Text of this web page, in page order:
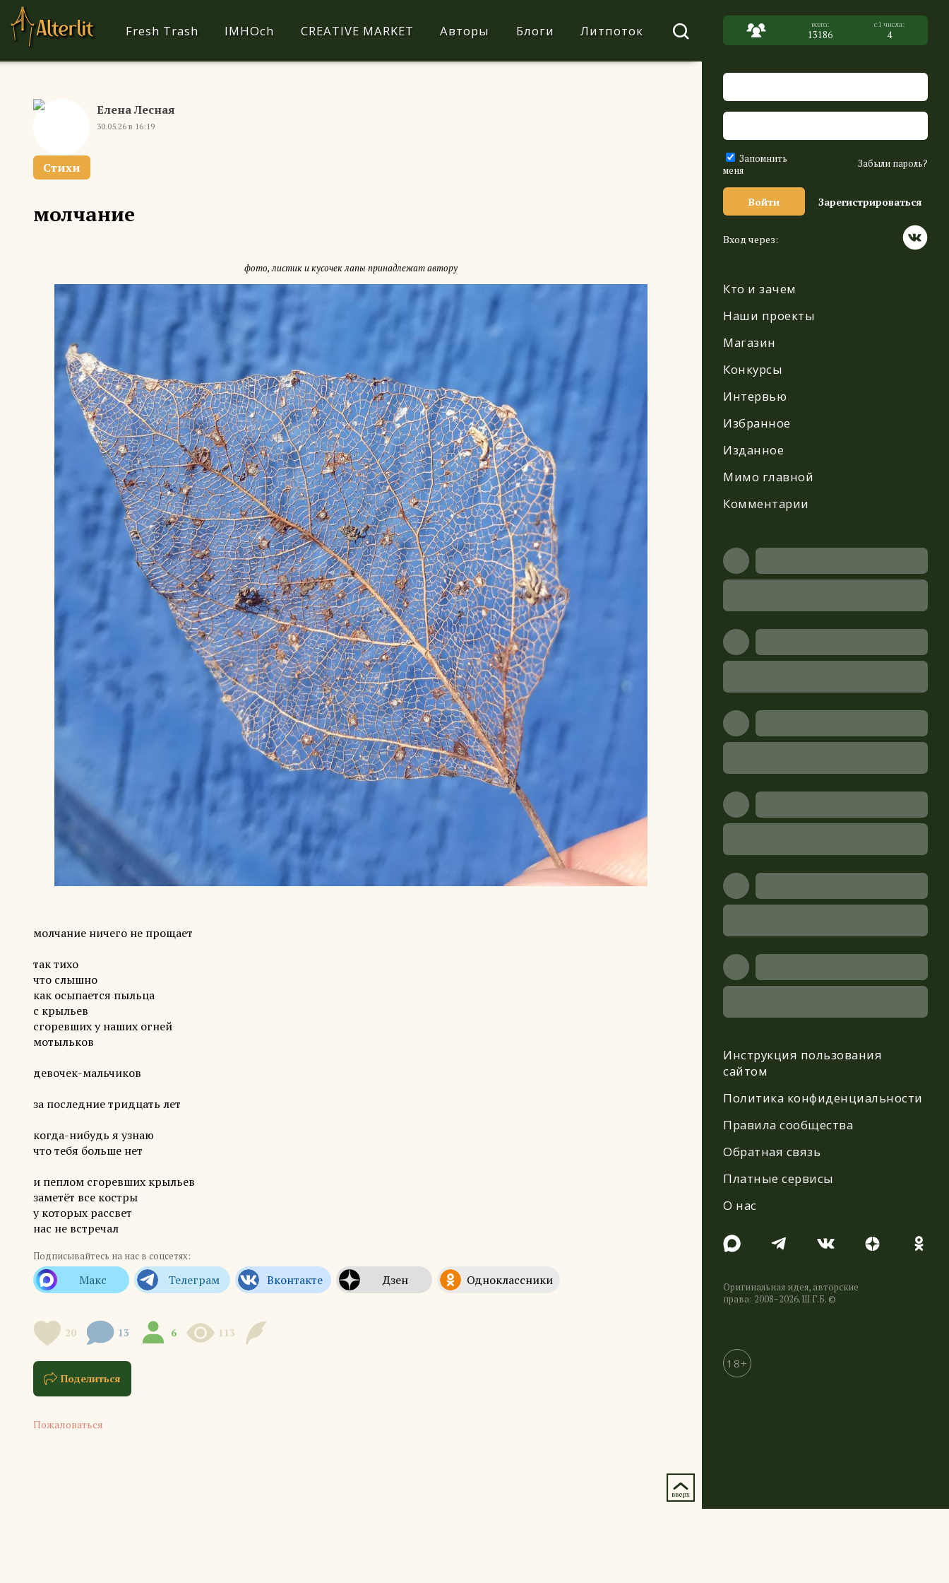
13186 4
Запомнить
меня
Забыли пароль?
Войти Зарегистрироваться
Вход через:
Кто и зачем
Наши проекты
Магазин
Конкурсы
Интервью
Избранное
Изданное
Мимо главной
Комментарии
Инструкция пользования
сайтом
Политика конфиденциальности
Правила сообщества
Обратная связь
Платные сервисы
О нас
Оригинальная идея, авторские
права: 2008−2026. Ш.Г.Б. ©
18+
Fresh Trash IMHOch CREATIVE MARKET Авторы Блоги Литпоток
Елена Лесная
30.05.26 в 16:19
Стихи
молчание
фото, листик и кусочек лапы принадлежат автору
молчание ничего не прощает
так тихо
что слышно
как осыпается пыльца
с крыльев
сгоревших у наших огней
мотыльков
девочек-мальчиков
за последние тридцать лет
когда-нибудь я узнаю
что тебя больше нет
и пеплом сгоревших крыльев
заметёт все костры
у которых рассвет
нас не встречал
Подписывайтесь на нас в соцсетях:
20 13 6 113
Поделиться
Пожаловаться